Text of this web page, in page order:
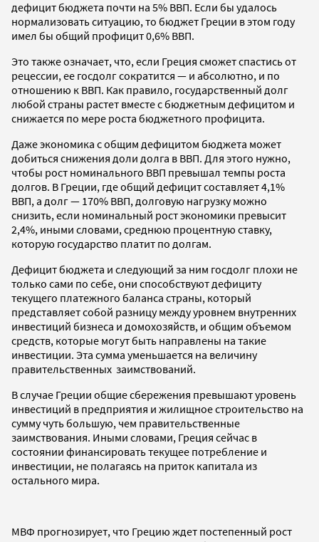
дефицит бюджета почти на 5% ВВП. Если бы удалось
нормализовать ситуацию, то бюджет Греции в этом году
имел бы общий профицит 0,6% ВВП.
Это также означает, что, если Греция сможет спастись от
рецессии, ее госдолг сократится — и абсолютно, и по
отношению к ВВП. Как правило, государственный долг
любой страны растет вместе с бюджетным дефицитом и
снижается по мере роста бюджетного профицита.
Даже экономика с общим дефицитом бюджета может
добиться снижения доли долга в ВВП. Для этого нужно,
чтобы рост номинального ВВП превышал темпы роста
долгов. В Греции, где общий дефицит составляет 4,1%
ВВП, а долг — 170% ВВП, долговую нагрузку можно
снизить, если номинальный рост экономики превысит
2,4%, иными словами, среднюю процентную ставку,
которую государство платит по долгам.
Дефицит бюджета и следующий за ним госдолг плохи не
только сами по себе, они способствуют дефициту
текущего платежного баланса страны, который
представляет собой разницу между уровнем внутренних
инвестиций бизнеса и домохозяйств, и общим объемом
средств, которые могут быть направлены на такие
инвестиции. Эта сумма уменьшается на величину
правительственных заимствований.
В случае Греции общие сбережения превышают уровень
инвестиций в предприятия и жилищное строительство на
сумму чуть большую, чем правительственные
заимствования. Иными словами, Греция сейчас в
состоянии финансировать текущее потребление и
инвестиции, не полагаясь на приток капитала из
остального мира.
МВФ прогнозирует, что Грецию ждет постепенный рост